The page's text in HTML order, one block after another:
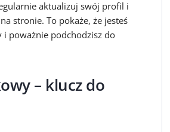
aktualizuj swój profil i
stronie. To pokaże, że jesteś
i poważnie podchodzisz do
– klucz do